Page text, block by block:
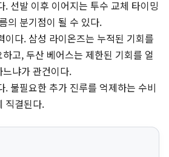
. 선발 이후 이어지는 투수 교체 타이밍
의 분기점이 될 수 있다.
이다. 삼성 라이온즈는 누적된 기회를
고, 두산 베어스는 제한된 기회를 얼
냐가 관건이다.
. 불필요한 추가 진루를 억제하는 수비
직결된다.